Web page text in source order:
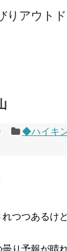
りアウト
◆ハイキ
つつあるけ
り予報が晴